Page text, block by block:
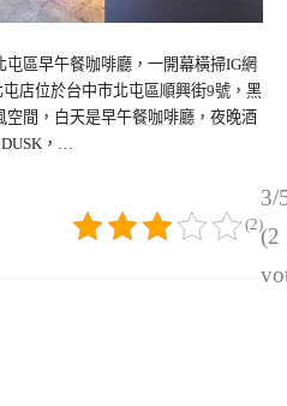
區早午餐咖啡廳，一開幕橫掃IG網
店位於台中市北屯區順興街9號，黑
間，白天是早午餐咖啡廳，夜晚酒
，…
3/
(2
(2)